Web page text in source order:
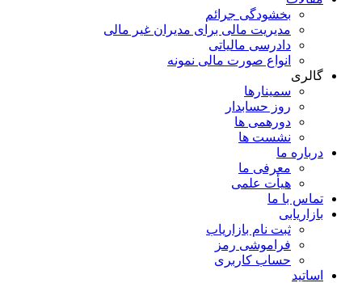
بخشودگی جرائم
مدیریت مالی برای مدیران غیر مالی
دادرسی مالیاتی
انواع صورت مالی نمونه
گالری
سمینارها
روز حسابدار
دورهمی ها
نشست ها
درباره ما
معرفی ما
هیأت علمی
تماس با ما
بازاریابی
ثبت نام بازاریاب
فراموشی رمز
حساب کاربری
اساتید